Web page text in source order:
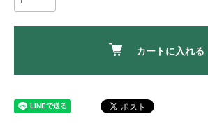
カートに入れる